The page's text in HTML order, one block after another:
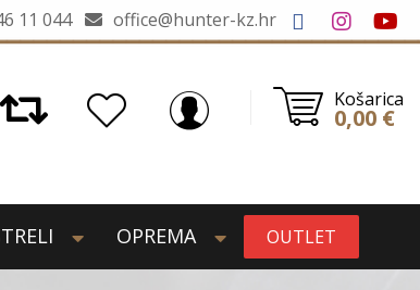
office@hunter-kz.hr
11 044
Košarica
0,00 €
OPREMA OUTLET